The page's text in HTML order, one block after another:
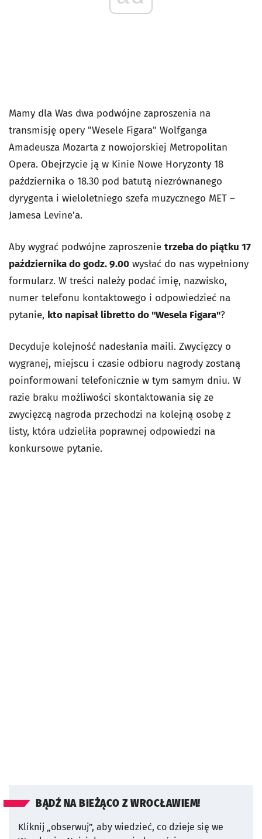
Mamy dla Was dwa podwójne zaproszenia na
transmisję opery "Wesele Figara" Wolfganga
Amadeusza Mozarta z nowojorskiej Metropolitan
Opera. Obejrzycie ją w Kinie Nowe Horyzonty 18
października o 18.30 pod batutą niezrównanego
dyrygenta i wieloletniego szefa muzycznego MET –
Jamesa Levine’a.
Aby wygrać podwójne zaproszenie trzeba do piątku 17
października do godz. 9.00 wysłać do nas wypełniony
formularz. W treści należy podać imię, nazwisko,
numer telefonu kontaktowego i odpowiedzieć na
pytanie, kto napisał libretto do "Wesela Figara"?
Decyduje kolejność nadesłania maili. Zwycięzcy o
wygranej, miejscu i czasie odbioru nagrody zostaną
poinformowani telefonicznie w tym samym dniu. W
razie braku możliwości skontaktowania się ze
zwycięzcą nagroda przechodzi na kolejną osobę z
listy, która udzieliła poprawnej odpowiedzi na
konkursowe pytanie.
BĄDŹ NA BIEŻĄCO Z WROCŁAWIEM!
Kliknij „obserwuj”, aby wiedzieć, co dzieje się we